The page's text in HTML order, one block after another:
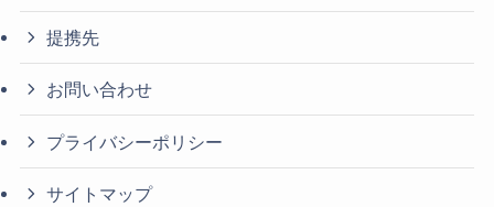
提携先
お問い合わせ
プライバシーポリシー
サイトマップ